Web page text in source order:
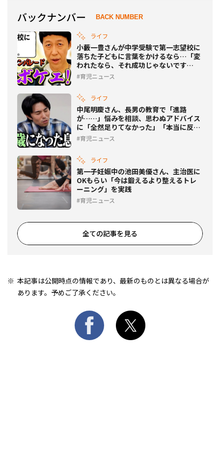
バックナンバー BACK NUMBER
ライフ
小藪一豊さんが中学受験で第一志望校に
落ちた子どもに言葉をかけるなら…「変
われたなら、それ成功じゃないです
か？」
育児ニュース
ライフ
中尾明慶さん、長男の教育で「進路
が……」悩みを相談、思わぬアドバイス
に「全然足りてなかった」「本当に反
省」
育児ニュース
ライフ
第一子妊娠中の池田美優さん、主治医に
OKもらい「今は鍛えるより整えるトレ
ーニング」を実践
育児ニュース
全ての記事を見る
本記事は公開時点の情報であり、最新のものとは異なる場合が
あります。予めご了承ください。